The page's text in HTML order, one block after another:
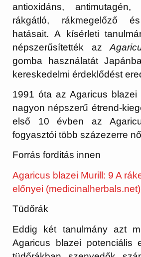
antioxidáns, antimutagén,
rákgátló, rákmegelőző
hatásait. A kísérleti
népszerűsítették az
gomba használatát
kereskedelmi érdeklődést
1991 óta az Agaricus blazei
nagyon népszerű étrend-
első 10 évben az
fogyasztói több százezerre
Forrás forditás innen
Agaricus blazei Murill: 9 A
előnyei (medicinalherbals.net)
Tüdőrák
Eddig két tanulmány azt
Agaricus blazei potenciális